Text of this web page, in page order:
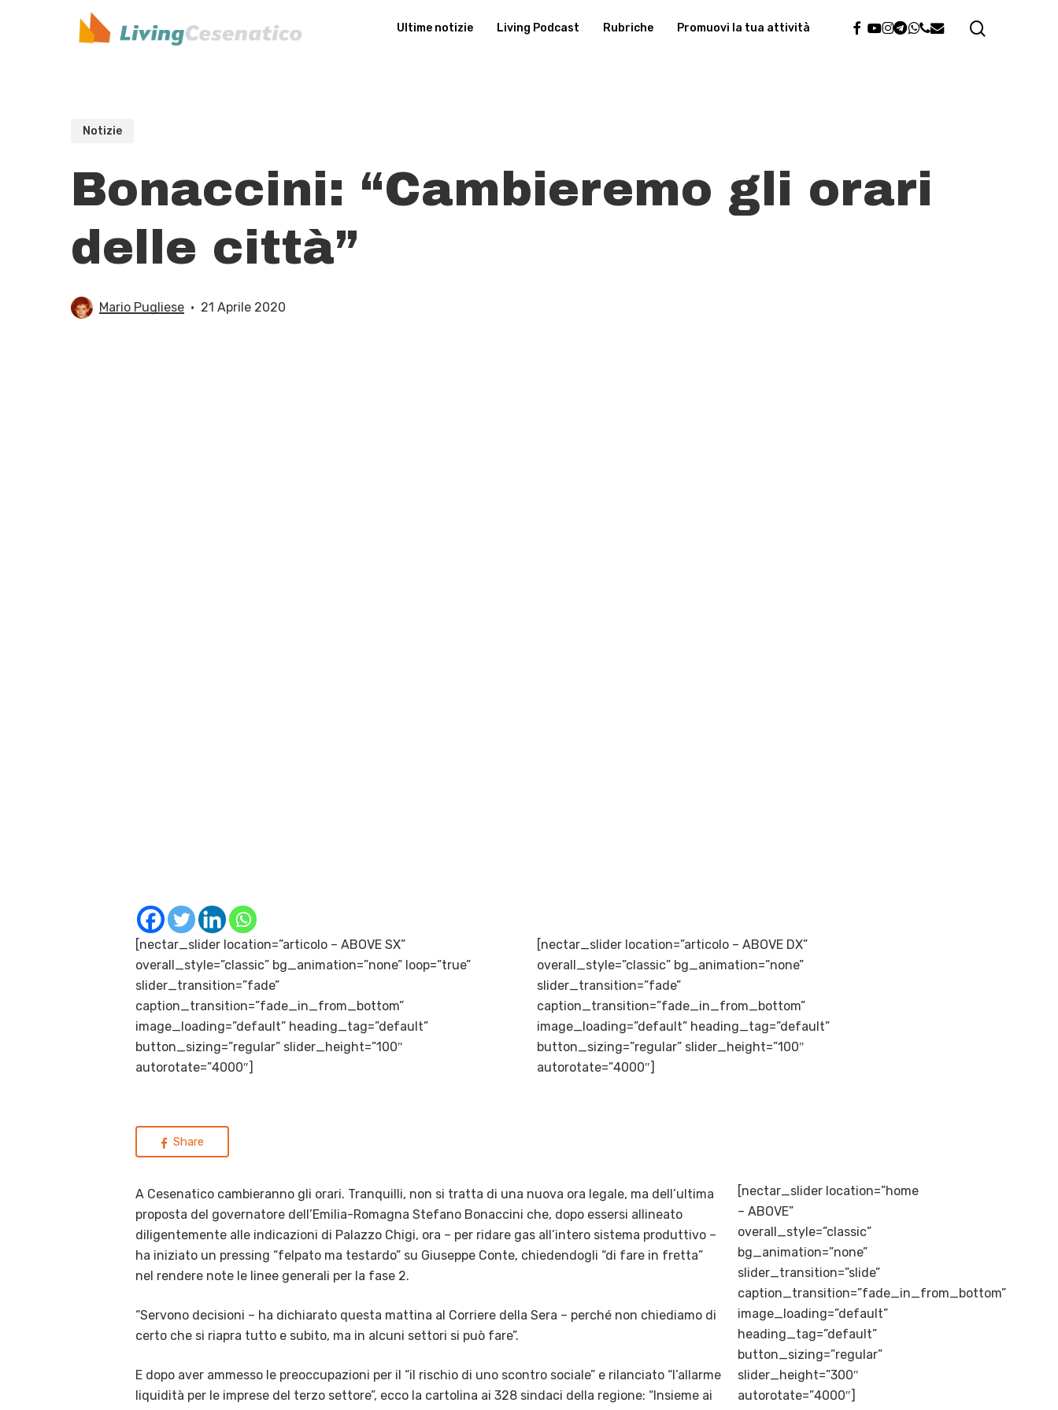
Ultime notizie Living Podcast Rubriche Promuovi la tua attività facebook
youtube
instagram
telegram
whatsapp
phone
email
Notizie
Bonaccini: “Cambieremo gli orari
delle città”
Mario Pugliese 21 Aprile 2020
[nectar_slider location=”articolo – ABOVE SX”
overall_style=”classic” bg_animation=”none” loop=”true”
slider_transition=”fade”
caption_transition=”fade_in_from_bottom”
image_loading=”default” heading_tag=”default”
button_sizing=”regular” slider_height=”100″
autorotate=”4000″]
[nectar_slider location=”articolo – ABOVE DX”
overall_style=”classic” bg_animation=”none”
slider_transition=”fade”
caption_transition=”fade_in_from_bottom”
image_loading=”default” heading_tag=”default”
button_sizing=”regular” slider_height=”100″
autorotate=”4000″]
Share
A Cesenatico cambieranno gli orari. Tranquilli, non si tratta di una nuova ora legale, ma dell’ultima
proposta del governatore dell’Emilia-Romagna Stefano Bonaccini che, dopo essersi allineato
diligentemente alle indicazioni di Palazzo Chigi, ora – per ridare gas all’intero sistema produttivo –
ha iniziato un pressing “felpato ma testardo” su Giuseppe Conte, chiedendogli “di fare in fretta”
nel rendere note le linee generali per la fase 2.
“Servono decisioni – ha dichiarato questa mattina al Corriere della Sera – perché non chiediamo di
certo che si riapra tutto e subito, ma in alcuni settori si può fare”.
E dopo aver ammesso le preoccupazioni per il “il rischio di uno scontro sociale” e rilanciato “l’allarme
liquidità per le imprese del terzo settore”, ecco la cartolina ai 328 sindaci della regione: “Insieme ai
[nectar_slider location=”home
– ABOVE”
overall_style=”classic”
bg_animation=”none”
slider_transition=”slide”
caption_transition=”fade_in_from_bottom”
image_loading=”default”
heading_tag=”default”
button_sizing=”regular”
slider_height=”300″
autorotate=”4000″]